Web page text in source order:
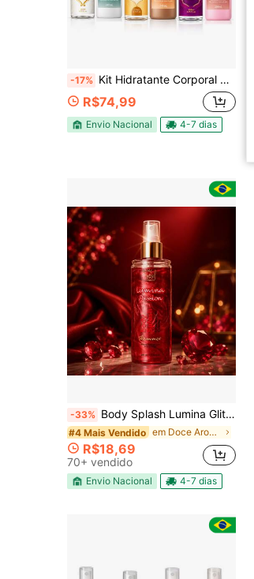
-17% Kit Hidratante Corporal + Body Splash Feminino 200ml Longa Duração Presente soul cosmeticos
R$74,99
Envio Nacional 4-7 dias
-33% Body Splash Lumina Glitter SOUL 200ml Perfume Fixação Brilho Cosmeticos
#4 Mais Vendido em Doce Aroma Perfume
R$18,69
70+ vendido
Envio Nacional 4-7 dias